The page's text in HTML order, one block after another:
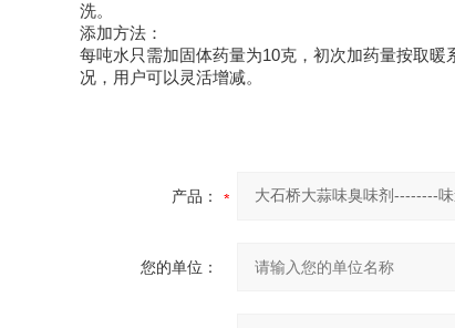
洗。
添加方法：
每吨水只需加固体药量为10克，初次加药量按取暖
况，用户可以灵活增减。
产品：
您的单位：